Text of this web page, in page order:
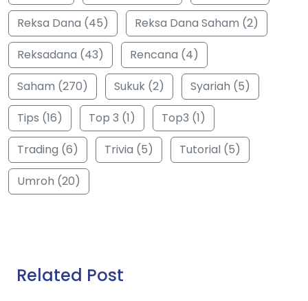
Reksa Dana (45)
Reksa Dana Saham (2)
Reksadana (43)
Rencana (4)
Saham (270)
Sukuk (2)
Syariah (5)
Tips (16)
Top 3 (1)
Top3 (1)
Trading (6)
Trivia (5)
Tutorial (5)
Umroh (20)
Related Post